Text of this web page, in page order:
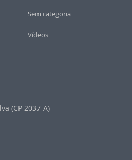
Sem categoria
Vídeos
(CP 2037-A)